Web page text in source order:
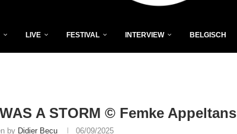
LIVE FESTIVAL INTERVIEW BELGISCH
A STORM © Femke Appeltans
by Didier Becu 06/09/2025